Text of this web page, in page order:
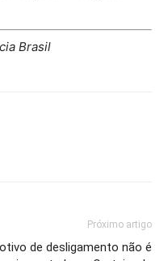
Brasil
Próximo artigo
de desligamento não é